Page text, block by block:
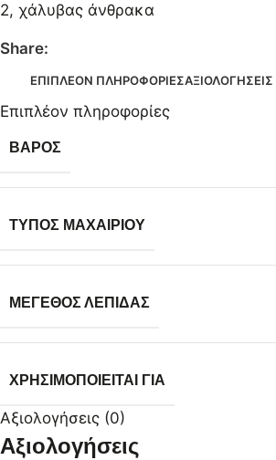
2, χάλυβας άνθρακα
Share:
ΕΠΙΠΛΈΟΝ ΠΛΗΡΟΦΟΡΊΕΣΑΞΙΟΛΟΓΉΣΕΙΣ
Επιπλέον πληροφορίες
ΒΆΡΟΣ
ΤΎΠΟΣ ΜΑΧΑΙΡΙΟΎ
ΜΈΓΕΘΟΣ ΛΕΠΊΔΑΣ
ΧΡΗΣΙΜΟΠΟΙΕΊΤΑΙ ΓΙΑ
Αξιολογήσεις (0)
Αξιολογήσεις